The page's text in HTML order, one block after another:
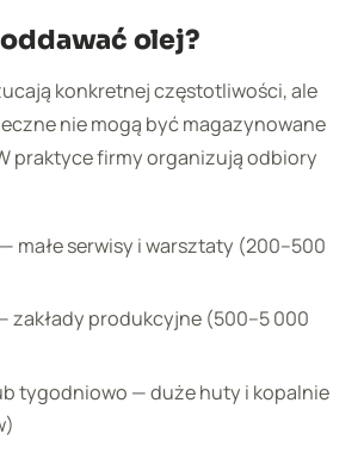
olej?
konkretnej częstotliwości, ale
nie mogą być magazynowane
praktyce firmy organizują odbiory
małe serwisy i warsztaty (200–500
zakłady produkcyjne (500–5 000
tygodniowo — duże huty i kopalnie